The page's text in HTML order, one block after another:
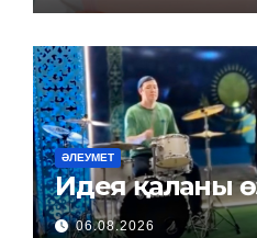
ӘЛЕУМЕТ
Идея қаланы
06.08.2026